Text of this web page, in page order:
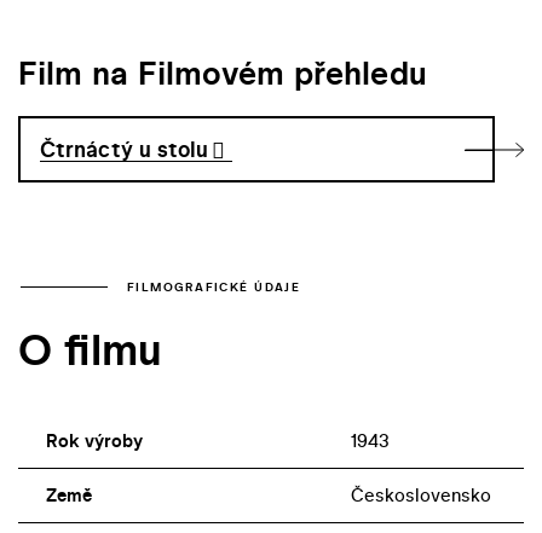
Film na Filmovém přehledu
Čtrnáctý u stolu
FILMOGRAFICKÉ ÚDAJE
O filmu
Rok výroby 1943
Země Československo